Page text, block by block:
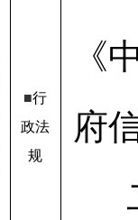
■行
政法
规
《
府